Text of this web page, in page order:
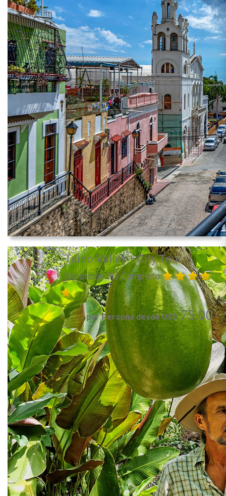
Taino Valley + City Tour
Excursión Día Completo
por Persona desde US$75.00